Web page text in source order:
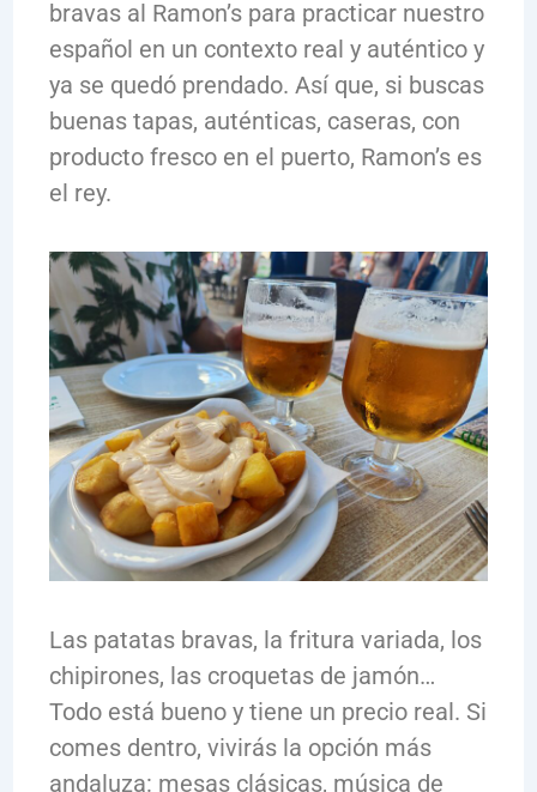
bravas al Ramon’s para practicar nuestro
español en un contexto real y auténtico y
ya se quedó prendado. Así que, si buscas
buenas tapas, auténticas, caseras, con
producto fresco en el puerto, Ramon’s es
el rey.
Las patatas bravas, la fritura variada, los
chipirones, las croquetas de jamón…
Todo está bueno y tiene un precio real. Si
comes dentro, vivirás la opción más
andaluza: mesas clásicas, música de